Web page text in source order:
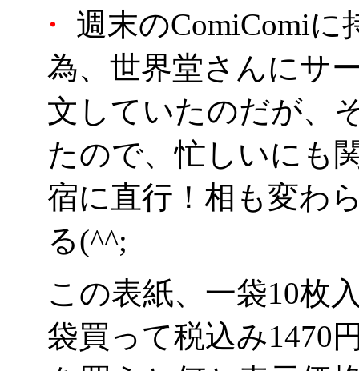
・
週末のComiComi
為、世界堂さんにサ
文していたのだが、
たので、忙しいにも
宿に直行！相も変わ
る(^^;
この表紙、一袋10枚
袋買って税込み1470